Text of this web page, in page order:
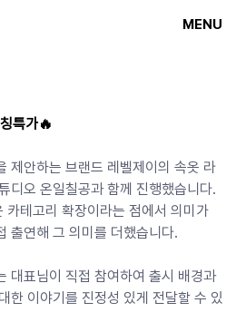
MENU
특가🔥
제안하는 브랜드 레벨제이의 속옷 라
디오 온일칠공과 함께 진행했습니다.
카테고리 확장이라는 점에서 의미가
출연해 그 의미를 더했습니다.
대표님이 직접 참여하여 출시 배경과
한 이야기를 진정성 있게 전달할 수 있